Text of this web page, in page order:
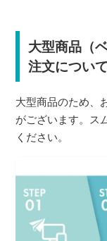
大型商品（
注文について
大型商品のため、
がございます。ス
ください。